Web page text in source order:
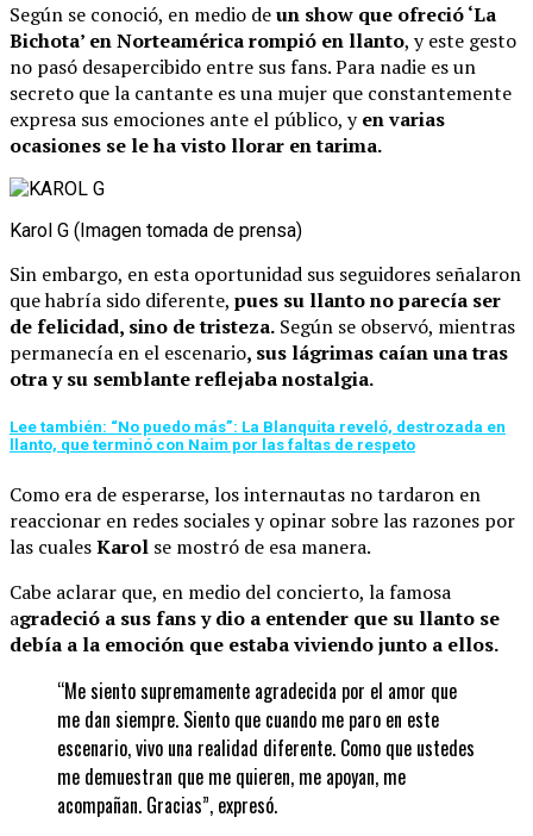
Según se conoció, en medio deun show que ofreció ‘La
Bichota’ en Norteamérica rompió en llanto, y este gesto
no pasó desapercibido entre sus fans. Para nadie es un
secreto que la cantante es una mujer que constantemente
expresa sus emociones ante el público, yen varias
ocasiones se le ha visto llorar en tarima.
Karol G (Imagen tomada de prensa)
Sin embargo, en esta oportunidad sus seguidores señalaron
que habría sido diferente, pues su llanto no parecía ser
de felicidad, sino de tristeza. Según se observó, mientras
permanecía en el escenario, sus lágrimas caían una tras
otra y su semblante reflejaba nostalgia.
Lee también: “No puedo más”: La Blanquita reveló, destrozada en
llanto, que terminó con Naim por las faltas de respeto
Como era de esperarse, los internautas no tardaron en
reaccionar en redes sociales y opinar sobre las razones por
las cualesKarol se mostró de esa manera.
Cabe aclarar que, en medio del concierto, la famosa
agradeció a sus fans y dio a entender que su llanto se
debía a la emoción que estaba viviendo junto a ellos.
“Me siento supremamente agradecida por el amor que
me dan siempre. Siento que cuando me paro en este
escenario, vivo una realidad diferente. Como que ustedes
me demuestran que me quieren, me apoyan, me
acompañan. Gracias”, expresó.